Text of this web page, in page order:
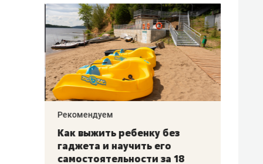
–
Рекомендуем
Как выжить ребенку без
гаджета и научить его
самостоятельности за 18